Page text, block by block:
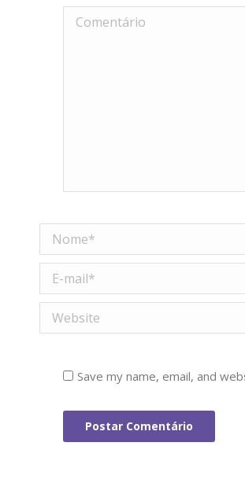
Comentário
Nome *
E-mail *
Website
Save my name, email, and
Postar Comentário